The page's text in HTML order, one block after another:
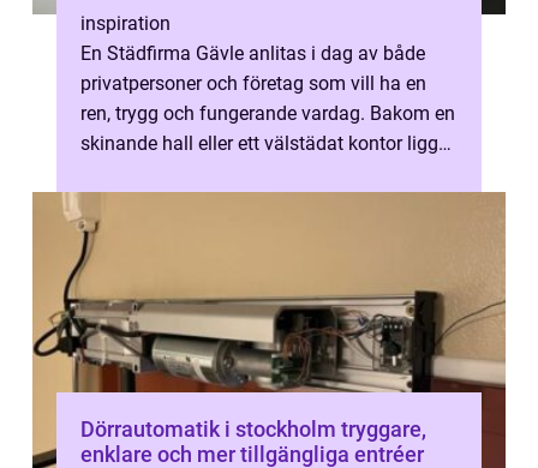
inspiration
En Städfirma Gävle anlitas i dag av både
privatpersoner och företag som vill ha en
ren, trygg och fungerande vardag. Bakom en
skinande hall eller ett välstädat kontor ligger
Dörrautomatik i stockholm tryggare,
enklare och mer tillgängliga entréer